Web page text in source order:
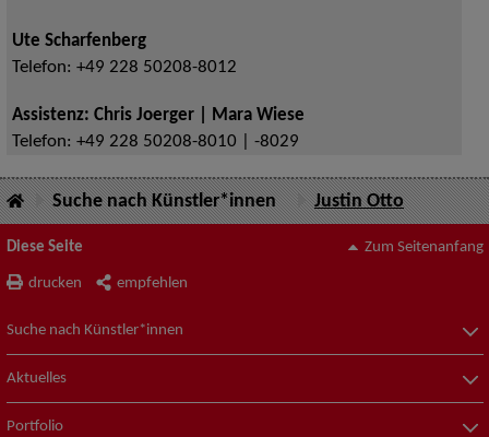
Ute Scharfenberg
Telefon: +49 228 50208-8012
Assistenz: Chris Joerger | Mara Wiese
Telefon: +49 228 50208-8010 | -8029
Suche nach Künstler*innen Justin Otto
Diese Seite
drucken empfehlen
Zum Seitenanfang
Suche nach Künstler*innen
Aktuelles
Portfolio